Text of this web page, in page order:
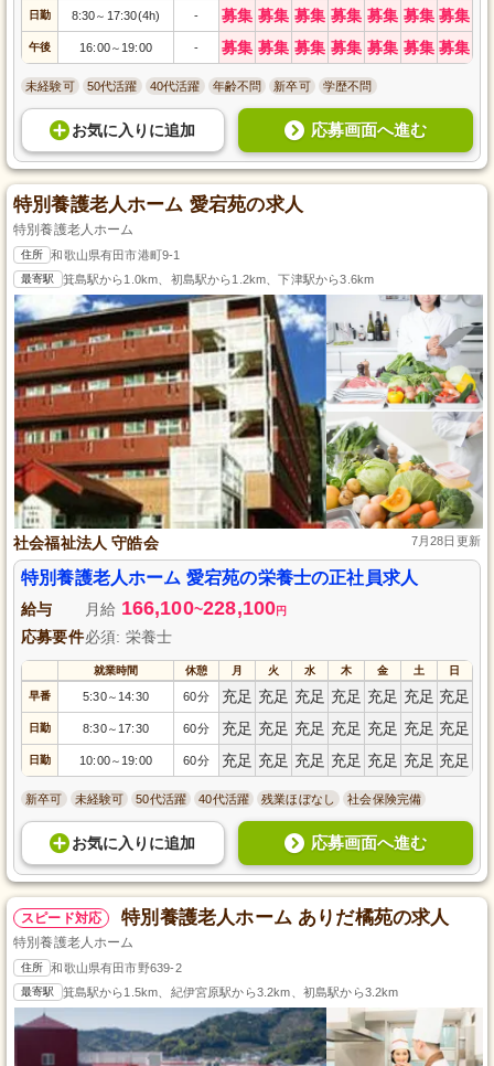
日勤 8:30～ 17:30(4h) - 募集 募集 募集 募集 募集 募集 募集
午後 16:00～ 19:00 - 募集 募集 募集 募集 募集 募集 募集
未経験可 50代活躍 40代活躍 年齢不問 新卒可 学歴不問
お気に入り に追加 応募画面へ進む
特別養護老人ホーム 愛宕苑の求人
特別養護老人ホーム
住所 和歌山県有田市港町9-1
最寄駅 箕島駅から1.0km、初島駅から1.2km、下津駅から3.6km
社会福祉法人 守皓会 7月28日更新
特別養護老人ホーム 愛宕苑の栄養士の正社員求人
給与 月給 166,100~228,100円
応募要件必須: 栄養士
就業時間 休憩 月 火 水 木 金 土 日
早番 5:30～ 14:30 60分 充足 充足 充足 充足 充足 充足 充足
日勤 8:30～ 17:30 60分 充足 充足 充足 充足 充足 充足 充足
日勤 10:00～ 19:00 60分 充足 充足 充足 充足 充足 充足 充足
新卒可 未経験可 50代活躍 40代活躍 残業ほぼなし 社会保険完備
お気に入り に追加 応募画面へ進む
スピード対応 特別養護老人ホーム ありだ橘苑の求人
特別養護老人ホーム
住所 和歌山県有田市野639-2
最寄駅 箕島駅から1.5km、紀伊宮原駅から3.2km、初島駅から3.2km